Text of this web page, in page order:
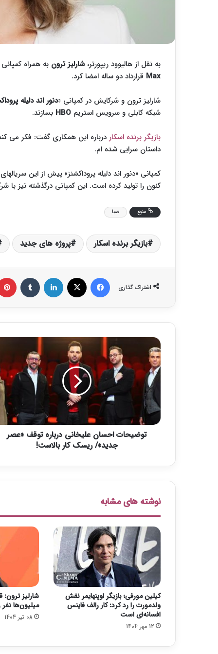
به نقل از هالیوود ریپورتر،شارلیز ترون به همراه
Max قرارداد دو ساله امضا کرد.
شارلیز ترون و شرکایش در کمپانی «دنور اند دلیله
شبکه کابلی و سرویس استریم HBO بسازند.
بازیگر برنده اسکار درباره این همکاری گفت: فکر می
داستان سرایی شده ام.
کنون را تولید کرده است. این کمپانی درگذشته نیز با
منبع صبا
بازیگر برنده اسکار پروژه های جدید
اشتراک گذاری
ت
و
ض
ی
ت
ا
ح
ع
خ
ا
ن
ی
د
ب
ه
ت
و
ق
ف
ع
توضیحات احسان علیخانی درباره توقف «عصر
جدید»/ ریسک کار بالاست!
نوشته های مشابه
کیلین مورفی؛ بازیگر اوپنهایمر نقش
ولدمورت را رد کرد: کار رالف فاینس
افسانه‌ای است
12 مهر 1404
شارلیز
میلیون‌ها
08 تیر 1404